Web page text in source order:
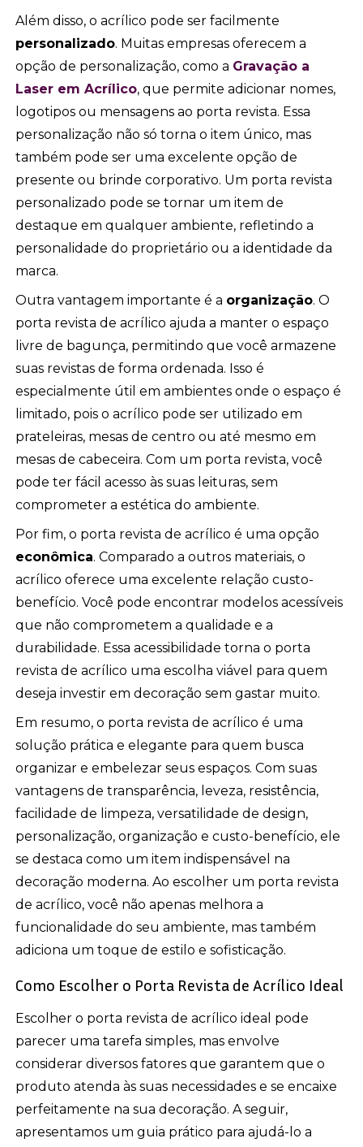
Além disso, o acrílico pode ser facilmente
personalizado. Muitas empresas oferecem a
opção de personalização, como a Gravação a
Laser em Acrílico, que permite adicionar nomes,
logotipos ou mensagens ao porta revista. Essa
personalização não só torna o item único, mas
também pode ser uma excelente opção de
presente ou brinde corporativo. Um porta revista
personalizado pode se tornar um item de
destaque em qualquer ambiente, refletindo a
personalidade do proprietário ou a identidade da
marca.
Outra vantagem importante é a organização. O
porta revista de acrílico ajuda a manter o espaço
livre de bagunça, permitindo que você armazene
suas revistas de forma ordenada. Isso é
especialmente útil em ambientes onde o espaço é
limitado, pois o acrílico pode ser utilizado em
prateleiras, mesas de centro ou até mesmo em
mesas de cabeceira. Com um porta revista, você
pode ter fácil acesso às suas leituras, sem
comprometer a estética do ambiente.
Por fim, o porta revista de acrílico é uma opção
econômica. Comparado a outros materiais, o
acrílico oferece uma excelente relação custo-
benefício. Você pode encontrar modelos acessíveis
que não comprometem a qualidade e a
durabilidade. Essa acessibilidade torna o porta
revista de acrílico uma escolha viável para quem
deseja investir em decoração sem gastar muito.
Em resumo, o porta revista de acrílico é uma
solução prática e elegante para quem busca
organizar e embelezar seus espaços. Com suas
vantagens de transparência, leveza, resistência,
facilidade de limpeza, versatilidade de design,
personalização, organização e custo-benefício, ele
se destaca como um item indispensável na
decoração moderna. Ao escolher um porta revista
de acrílico, você não apenas melhora a
funcionalidade do seu ambiente, mas também
adiciona um toque de estilo e sofisticação.
Como Escolher o Porta Revista de Acrílico Ideal
Escolher o porta revista de acrílico ideal pode
parecer uma tarefa simples, mas envolve
considerar diversos fatores que garantem que o
produto atenda às suas necessidades e se encaixe
perfeitamente na sua decoração. A seguir,
apresentamos um guia prático para ajudá-lo a